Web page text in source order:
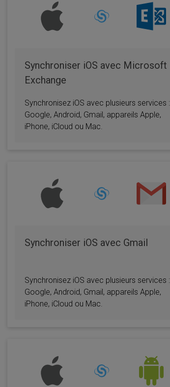
Synchroniser iOS avec Microsoft
Exchange
Synchronisez iOS avec plusieurs services :
Google, Android, Gmail, appareils Apple,
iPhone, iCloud ou Mac.
Synchroniser iOS avec Gmail
Synchronisez iOS avec plusieurs services :
Google, Android, Gmail, appareils Apple,
iPhone, iCloud ou Mac.